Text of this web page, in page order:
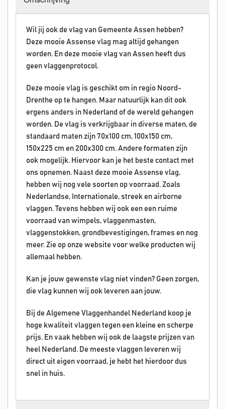
Wil jij ook de vlag van Gemeente Assen hebben?
Deze mooie Assense vlag mag altijd gehangen
worden. En deze mooie vlag van Assen heeft dus
geen vlaggenprotocol.
Deze mooie vlag is geschikt om in regio Noord-
Drenthe op te hangen. Maar natuurlijk kan dit ook
ergens anders in Nederland of de wereld gehangen
worden. De vlag is verkrijgbaar in diverse maten, de
standaard maten zijn 70x100 cm, 100x150 cm,
150x225 cm en 200x300 cm. Andere formaten zijn
ook mogelijk. Hiervoor kan je het beste contact met
ons opnemen. Naast deze mooie Assense vlag,
hebben wij nog vele soorten op voorraad. Zoals
Nederlandse, Internationale, streek en airborne
vlaggen. Tevens hebben wij ook een een ruime
voorraad van wimpels, vlaggenmasten,
vlaggenstokken, grondbevestigingen, frames en nog
meer. Zie op onze website voor welke producten wij
allemaal hebben.
Kan je jouw gewenste vlag niet vinden? Geen zorgen,
die vlag kunnen wij ook leveren aan jouw.
Bij de Algemene Vlaggenhandel Nederland koop je
hoge kwaliteit vlaggen tegen een kleine en scherpe
prijs. En vaak hebben wij ook de laagste prijzen van
heel Nederland. De meeste vlaggen leveren wij
direct uit eigen voorraad, je hebt het hierdoor dus
snel in huis.